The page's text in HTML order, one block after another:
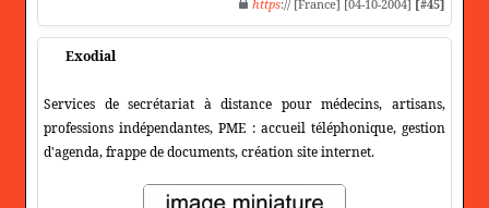
https:// [France] [04-10-2004] [#45]
Exodial
Services de secrétariat à distance pour médecins, artisans,
professions indépendantes, PME : accueil téléphonique, gestion
d'agenda, frappe de documents, création site internet.